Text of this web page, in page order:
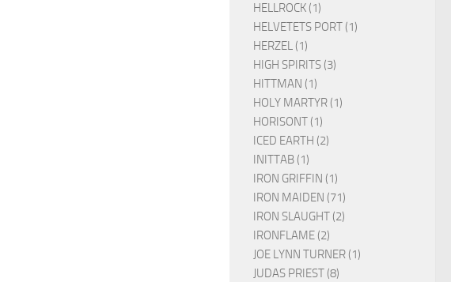
HELLROCK (1)
HELVETETS PORT (1)
HERZEL (1)
HIGH SPIRITS (3)
HITTMAN (1)
HOLY MARTYR (1)
HORISONT (1)
ICED EARTH (2)
INITTAB (1)
IRON GRIFFIN (1)
IRON MAIDEN (71)
IRON SLAUGHT (2)
IRONFLAME (2)
JOE LYNN TURNER (1)
JUDAS PRIEST (8)